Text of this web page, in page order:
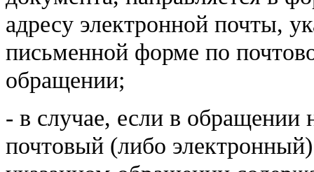
адресу электронной почты,
письменной форме по
обращении;
- в случае, если в обращении
почтовый (либо